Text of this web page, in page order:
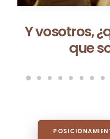
Ceuta no es
es la
modelo que
vez que